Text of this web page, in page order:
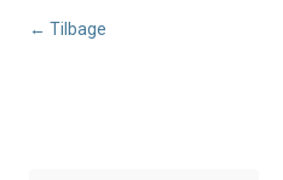
← Tilbage